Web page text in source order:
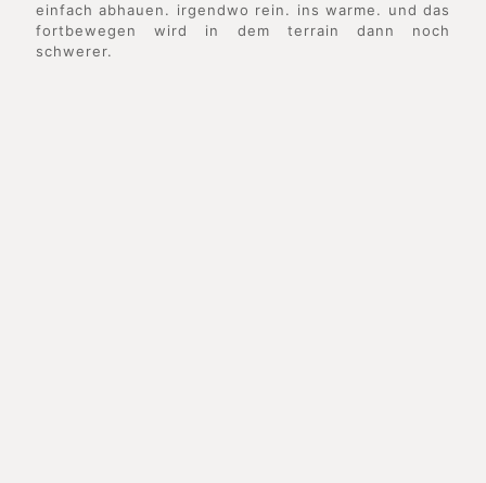
einfach abhauen. irgendwo rein. ins warme. und das
fortbewegen wird in dem terrain dann noch
schwerer.